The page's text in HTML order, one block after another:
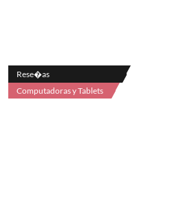
Rese�as
Computadoras y Tablets